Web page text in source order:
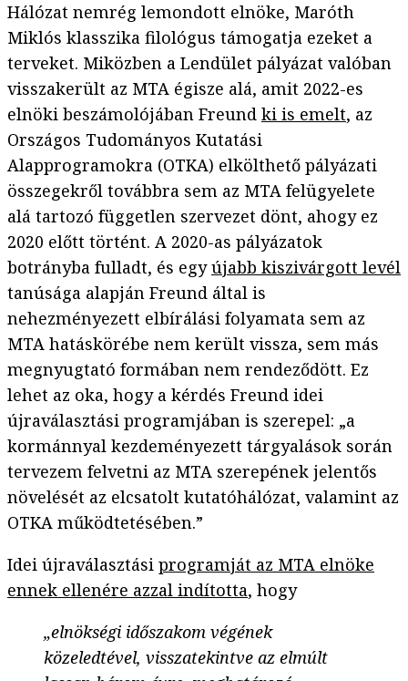
Hálózat nemrég lemondott elnöke, Maróth
Miklós klasszika filológus támogatja ezeket a
terveket. Miközben a Lendület pályázat valóban
visszakerült az MTA égisze alá, amit 2022-es
elnöki beszámolójában Freund ki is emelt, az
Országos Tudományos Kutatási
Alapprogramokra (OTKA) elkölthető pályázati
összegekről továbbra sem az MTA felügyelete
alá tartozó független szervezet dönt, ahogy ez
2020 előtt történt. A 2020-as pályázatok
botrányba fulladt, és egyújabb kiszivárgott levél
tanúsága alapján Freund által is
nehezményezett elbírálási folyamata sem az
MTA hatáskörébe nem került vissza, sem más
megnyugtató formában nem rendeződött. Ez
lehet az oka, hogy a kérdés Freund idei
újraválasztási programjában is szerepel: „a
kormánnyal kezdeményezett tárgyalások során
tervezem felvetni az MTA szerepének jelentős
növelését az elcsatolt kutatóhálózat, valamint az
OTKA működtetésében.”
Idei újraválasztási programját az MTA elnöke
ennek ellenére azzal indította, hogy
„elnökségi időszakom végének
közeledtével, visszatekintve az elmúlt